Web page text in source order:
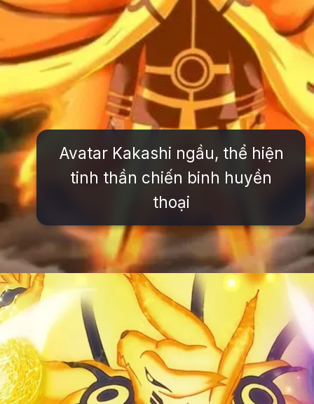
Avatar Kakashi ngầu, thể hiện
tinh thần chiến binh huyền
thoại
Đang mở https://issiloo.edu.vn/avatar-naruto